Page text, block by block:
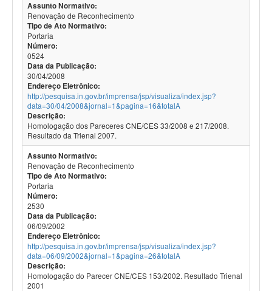
Assunto Normativo:
Renovação de Reconhecimento
Tipo de Ato Normativo:
Portaria
Número:
0524
Data da Publicação:
30/04/2008
Endereço Eletrônico:
http://pesquisa.in.gov.br/imprensa/jsp/visualiza/index.jsp?
data=30/04/2008&jornal=1&pagina=16&totalA
Descrição:
Homologação dos Pareceres CNE/CES 33/2008 e 217/2008.
Resultado da Trienal 2007.
Assunto Normativo:
Renovação de Reconhecimento
Tipo de Ato Normativo:
Portaria
Número:
2530
Data da Publicação:
06/09/2002
Endereço Eletrônico:
http://pesquisa.in.gov.br/imprensa/jsp/visualiza/index.jsp?
data=06/09/2002&jornal=1&pagina=26&totalA
Descrição:
Homologação do Parecer CNE/CES 153/2002. Resultado Trienal
2001